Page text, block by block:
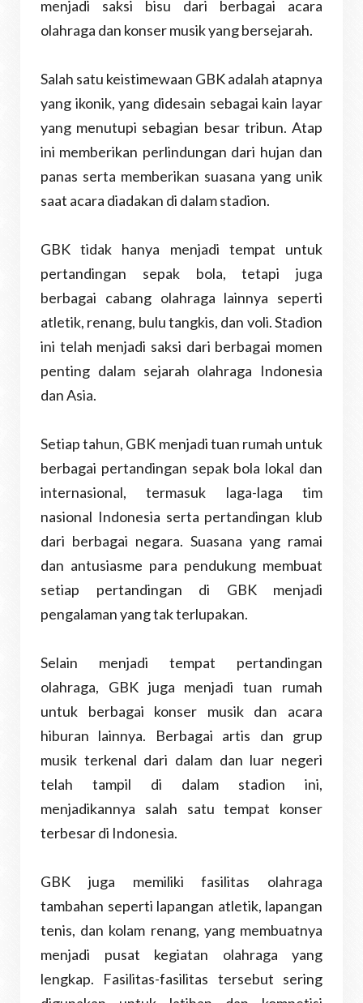
menjadi saksi bisu dari berbagai acara
olahraga dan konser musik yang bersejarah.
Salah satu keistimewaan GBK adalah atapnya
yang ikonik, yang didesain sebagai kain layar
yang menutupi sebagian besar tribun. Atap
ini memberikan perlindungan dari hujan dan
panas serta memberikan suasana yang unik
saat acara diadakan di dalam stadion.
GBK tidak hanya menjadi tempat untuk
pertandingan sepak bola, tetapi juga
berbagai cabang olahraga lainnya seperti
atletik, renang, bulu tangkis, dan voli. Stadion
ini telah menjadi saksi dari berbagai momen
penting dalam sejarah olahraga Indonesia
dan Asia.
Setiap tahun, GBK menjadi tuan rumah untuk
berbagai pertandingan sepak bola lokal dan
internasional, termasuk laga-laga tim
nasional Indonesia serta pertandingan klub
dari berbagai negara. Suasana yang ramai
dan antusiasme para pendukung membuat
setiap pertandingan di GBK menjadi
pengalaman yang tak terlupakan.
Selain menjadi tempat pertandingan
olahraga, GBK juga menjadi tuan rumah
untuk berbagai konser musik dan acara
hiburan lainnya. Berbagai artis dan grup
musik terkenal dari dalam dan luar negeri
telah tampil di dalam stadion ini,
menjadikannya salah satu tempat konser
terbesar di Indonesia.
GBK juga memiliki fasilitas olahraga
tambahan seperti lapangan atletik, lapangan
tenis, dan kolam renang, yang membuatnya
menjadi pusat kegiatan olahraga yang
lengkap. Fasilitas-fasilitas tersebut sering